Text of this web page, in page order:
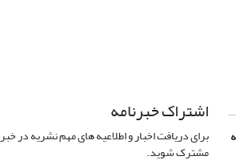
اشتراک خبرنامه
برای دریافت اخبار و اطلاعیه های مهم نشریه در
مشترک شوید.